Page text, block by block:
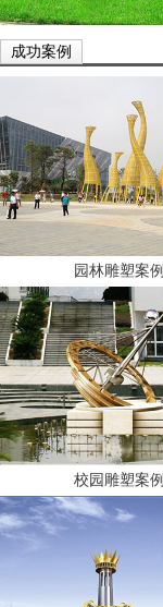
成功案例
园林雕塑案例
校园雕塑案例